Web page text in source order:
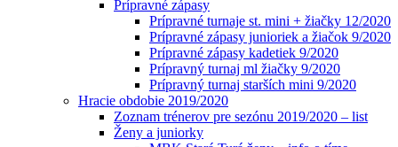
Prípravné zápasy
Prípravné turnaje st. mini + žiačky 12/2020
Prípravné zápasy junioriek a žiačok 9/2020
Prípravné zápasy kadetiek 9/2020
Prípravný turnaj ml žiačky 9/2020
Prípravný turnaj starších mini 9/2020
Hracie obdobie 2019/2020
Zoznam trénerov pre sezónu 2019/2020 – list
Ženy a juniorky